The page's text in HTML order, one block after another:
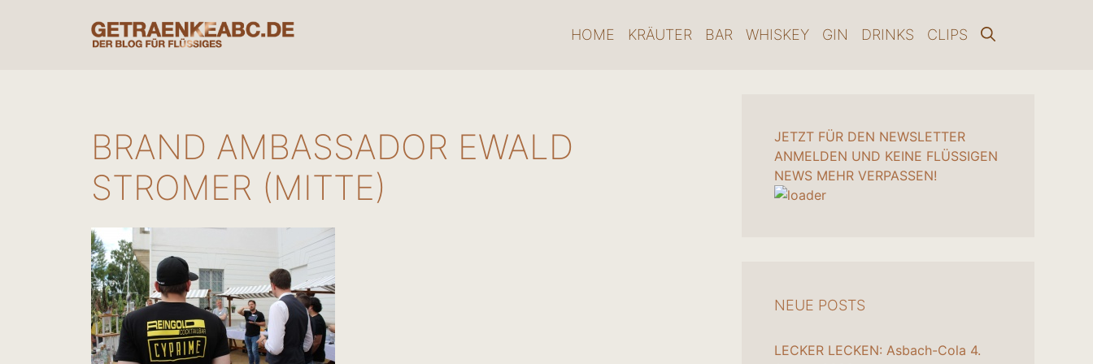
HOME KRÄUTER BAR WHISKEY GIN DRINKS CLIPS
BRAND AMBASSADOR EWALD
STROMER (MITTE)
JETZT FÜR DEN NEWSLETTER
ANMELDEN UND KEINE FLÜSSIGEN
NEWS MEHR VERPASSEN!
NEUE POSTS
LECKER LECKEN: Asbach-Cola 4.